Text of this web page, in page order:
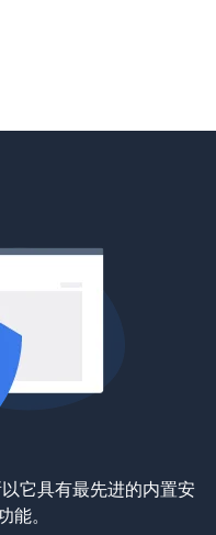
它具有最先进的内置安
。